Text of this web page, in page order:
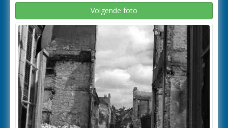
Volgende foto